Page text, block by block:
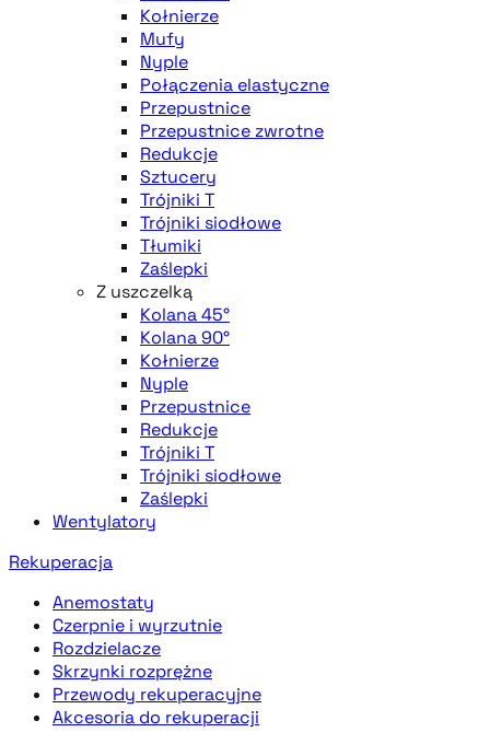
Kołnierze
Mufy
Nyple
Połączenia elastyczne
Przepustnice
Przepustnice zwrotne
Redukcje
Sztucery
Trójniki T
Trójniki siodłowe
Tłumiki
Zaślepki
Z uszczelką
Kolana 45°
Kolana 90°
Kołnierze
Nyple
Przepustnice
Redukcje
Trójniki T
Trójniki siodłowe
Zaślepki
Wentylatory
Rekuperacja
Anemostaty
Czerpnie i wyrzutnie
Rozdzielacze
Skrzynki rozprężne
Przewody rekuperacyjne
Akcesoria do rekuperacji